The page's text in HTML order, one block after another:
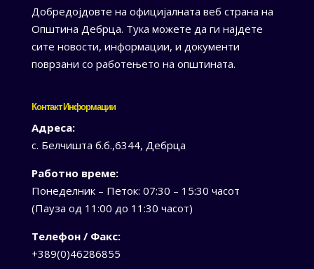
Добредојдовте на официјалната веб страна на
Општина Дебрца. Тука можете да ги најдете
сите новости, информации, и документи
поврзани со работењето на општината.
Контакт Информации
Адреса:
с. Белчишта б.б.,6344, Дебрца
Работно време:
Понеделник – Петок: 07:30 – 15:30 часот
(Пауза од 11:00 до 11:30 часот)
Телефон / Факс:
+389(0)46286855